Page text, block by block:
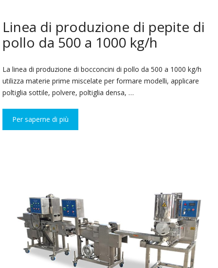
Linea di produzione di pepite di
pollo da 500 a 1000 kg/h
La linea di produzione di bocconcini di pollo da 500 a 1000 kg/h
utilizza materie prime miscelate per formare modelli, applicare
poltiglia sottile, polvere, poltiglia densa, …
Per saperne di più